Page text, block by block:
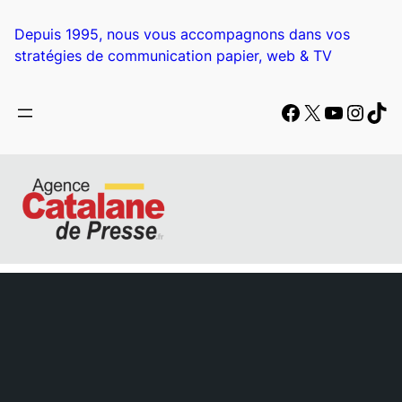
Depuis 1995, nous vous accompagnons dans vos
stratégies de communication papier, web & TV
Facebook
X